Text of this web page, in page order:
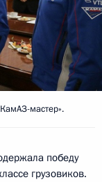
мастер».
победу
грузовиков.